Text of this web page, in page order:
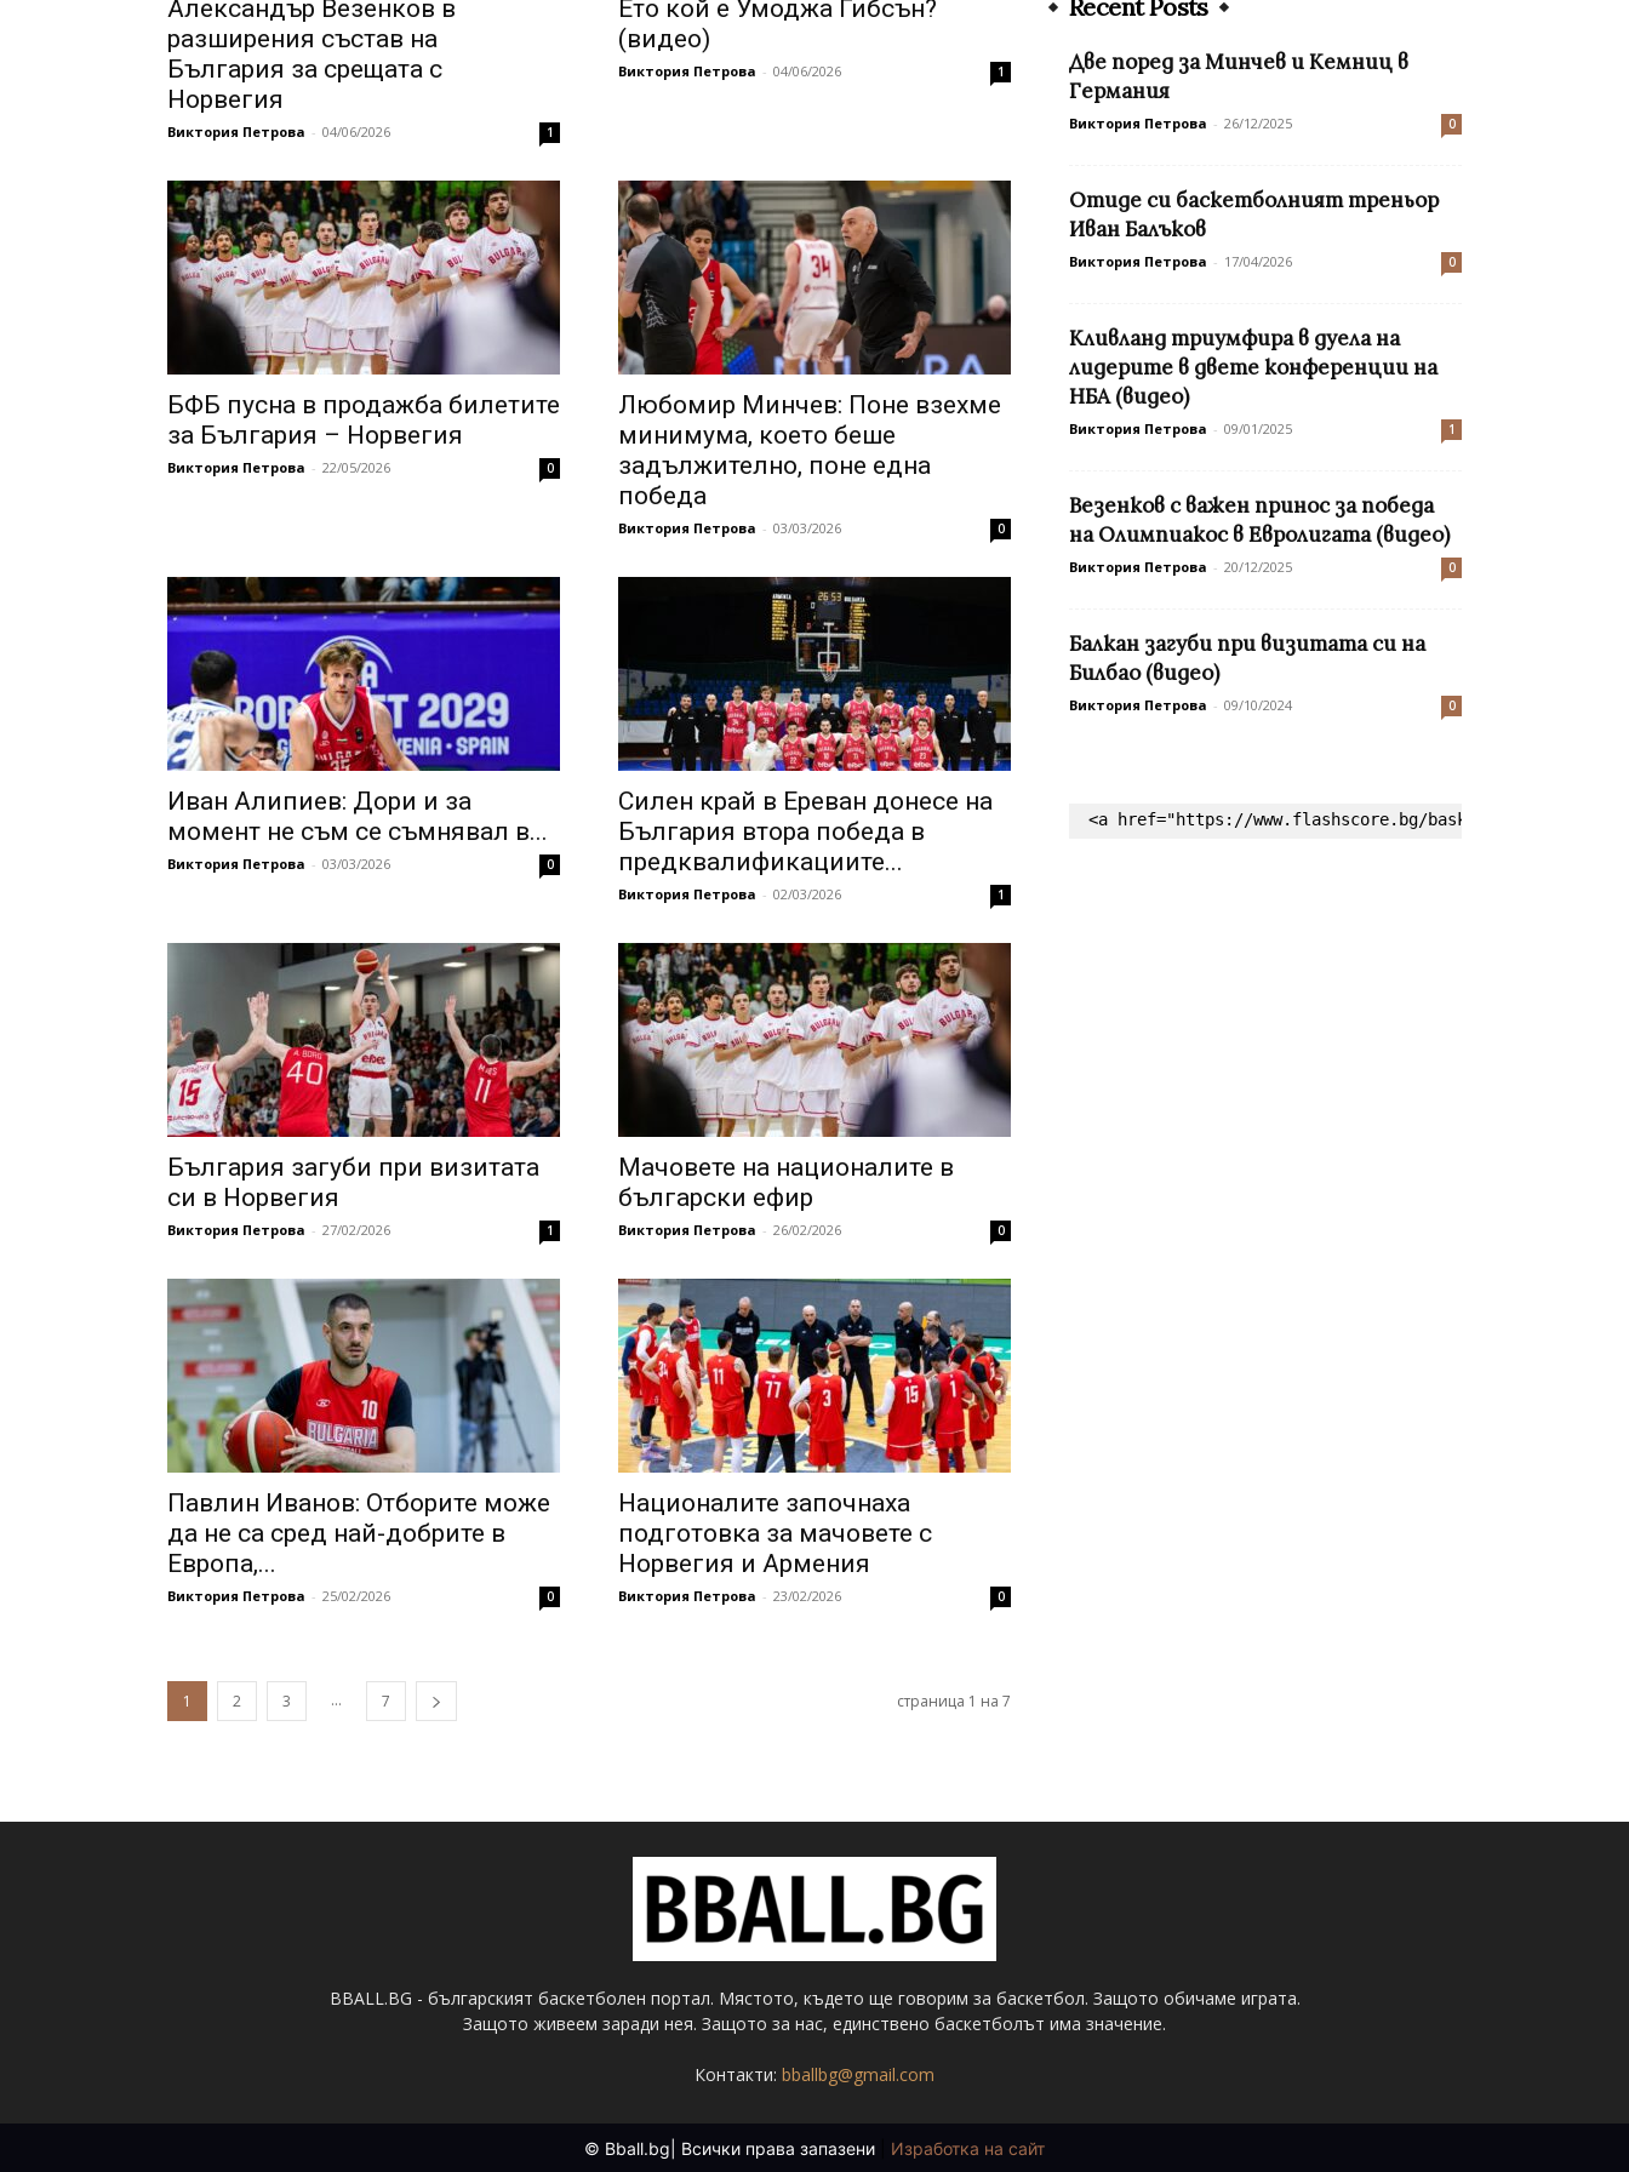
Александър Везенков в
разширения състав на
България за срещата с
Норвегия
Виктория Петрова - 04/06/2026 1
Ето кой е Умоджа Гибсън?
(видео)
Виктория Петрова - 04/06/2026 1
БФБ пусна в продажба билетите
за България – Норвегия
Виктория Петрова - 22/05/2026 0
Любомир Минчев: Поне взехме
минимума, което беше
задължително, поне една
победа
Виктория Петрова - 03/03/2026 0
Иван Алипиев: Дори и за
момент не съм се съмнявал в...
Виктория Петрова - 03/03/2026 0
Силен край в Ереван донесе на
България втора победа в
предквалификациите...
Виктория Петрова - 02/03/2026 1
България загуби при визитата
си в Норвегия
Виктория Петрова - 27/02/2026 1
Мачовете на националите в
български ефир
Виктория Петрова - 26/02/2026 0
Павлин Иванов: Отборите може
да не са сред най-добрите в
Европа,...
Виктория Петрова - 25/02/2026 0
Националите започнаха
подготовка за мачовете с
Норвегия и Армения
Виктория Петрова - 23/02/2026 0
1 2 3 ... 7 страница 1 на 7
Recent Posts
Две поред за Минчев и Кемниц в
Германия
Виктория Петрова - 26/12/2025 0
Отиде си баскетболният треньор
Иван Балъков
Виктория Петрова - 17/04/2026 0
Кливланд триумфира в дуела на
лидерите в двете конференции на
НБА (видео)
Виктория Петрова - 09/01/2025 1
Везенков с важен принос за победа
на Олимпиакос в Евролигата (видео)
Виктория Петрова - 20/12/2025 0
Балкан загуби при визитата си на
Билбао (видео)
Виктория Петрова - 09/10/2024 0
<a href="https://www.flashscore.bg/basketball/"
BBALL.BG - българският баскетболен портал. Мястото, където ще говорим за баскетбол. Защото обичаме играта.
Защото живеем заради нея. Защото за нас, единствено баскетболът има значение.
Контакти: bballbg@gmail.com
© Bball.bg| Всички права запазени Изработка на сайт